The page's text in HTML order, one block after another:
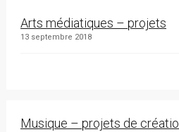
Arts médiatiques – projets
13 septembre 2018
Musique – projets de